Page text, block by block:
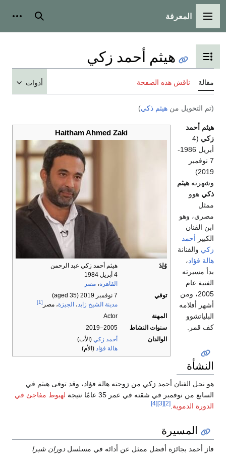
القائمة الرئيسية
المعرفة بحث
تبديل عرض جدول المحتويات
هيثم أحمد زكي
ناقش هذه الصفحة أدوات
التحويل من هيثم ذكي )
Haitham Ahmed Zaki
هيثم أحمد زكي عبد الرحمن
القاهرة،مصر
(aged 35)
مدينة الشيخ زايد، الجيزة، مصر
Actor
سنوات النشاط
2005–2019
الوالدان
أحمد زكي(الأب)
هالة فؤاد(الأم)
أحمد
(4
أبريل 1986-
7 نوفمبر
2019)
هيثم
هوو
وهو
الفنان
أحمد
والفنانة
فؤاد ،
مسيرته
عام
2005، ومن
أفلامه
قمر.
نجل الفنان أحمد زكي من زوجته هالة فؤاد، وقد توفى هيثم في
من نوفمبر في شقته في عمر 35 عامًا نتيجة
لهبوط مفاجئ في
الدموية.
[4]
المسيرة
أحمد بجائزة أفضل ممثل عن أدائه في مسلسلدوران شبرا